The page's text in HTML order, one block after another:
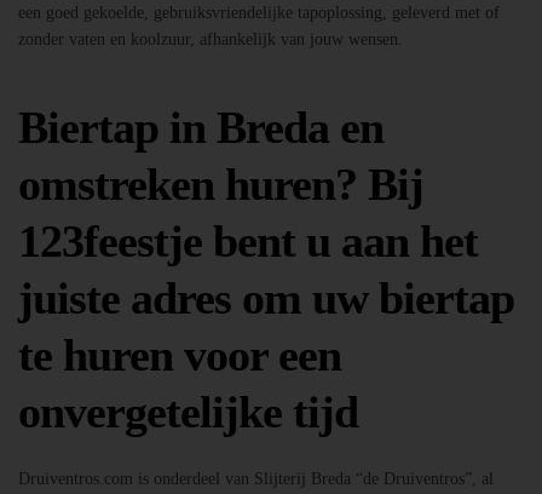
een goed gekoelde, gebruiksvriendelijke tapoplossing, geleverd met of
zonder vaten en koolzuur, afhankelijk van jouw wensen.
Biertap in Breda en
omstreken huren? Bij
123feestje bent u aan het
juiste adres om uw biertap
te huren voor een
onvergetelijke tijd
Druiventros.com is onderdeel van Slijterij Breda “de Druiventros”, al